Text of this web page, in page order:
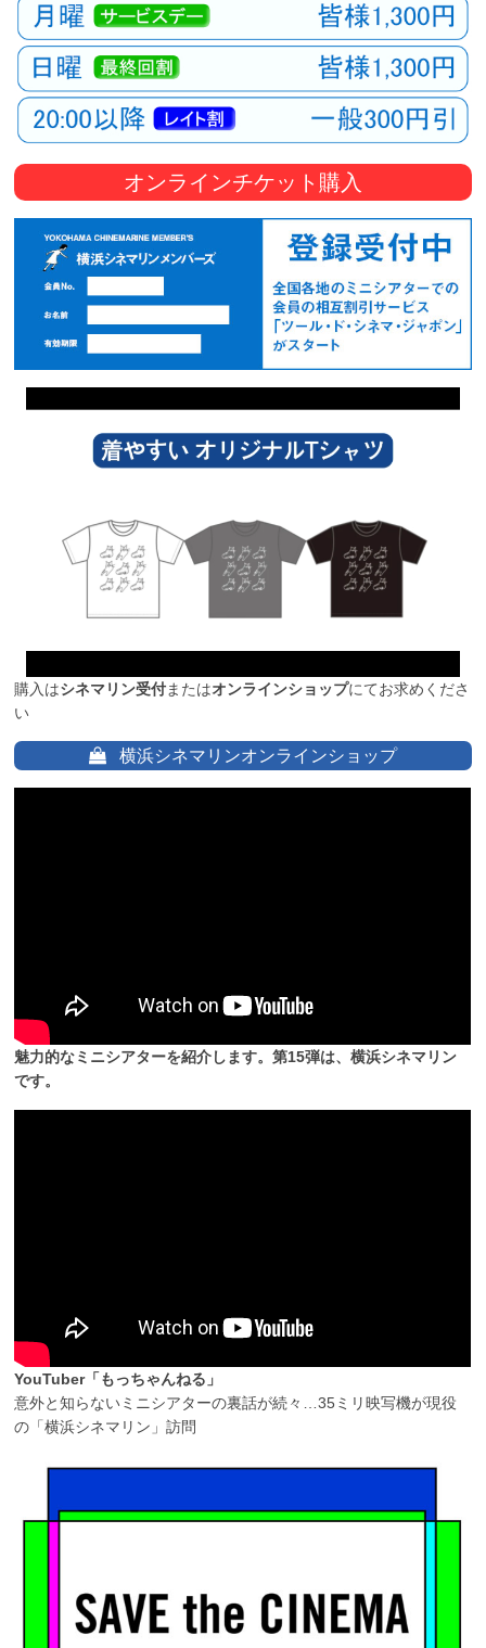
オンラインチケット購入
購入はシネマリン受付またはオンラインショップにてお求めくださ
い
横浜シネマリンオンラインショップ
魅力的なミニシアターを紹介します。第15弾は、横浜シネマリン
です。
YouTuber「もっちゃんねる」
意外と知らないミニシアターの裏話が続々…35ミリ映写機が現役
の「横浜シネマリン」訪問